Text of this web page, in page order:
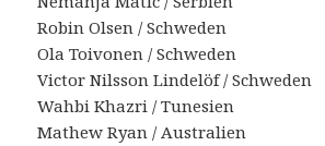
Robin Olsen / Schweden
Ola Toivonen / Schweden
Victor Nilsson Lindelöf / Schweden
Wahbi Khazri / Tunesien
Mathew Ryan / Australien